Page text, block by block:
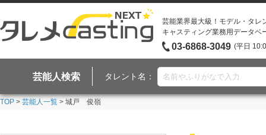
芸能業界最大級！モデル・タレ
キャスティング業務用データベ
03-6868-3049 (平日
芸能人検索 タレント名：
TOP > 芸能人一覧 > 城戸 俊嶺